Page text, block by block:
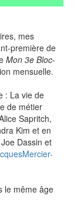
mes
première de
Mon 3e Bloc-
mensuelle.
: La vie de
de métier
Sapritch,
Kim et en
Dassin et
le même âge